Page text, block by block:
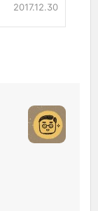
2017.12.30